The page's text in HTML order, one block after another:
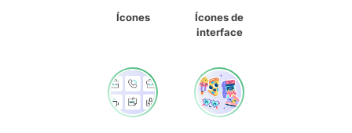
Ícones
Ícones de
interface